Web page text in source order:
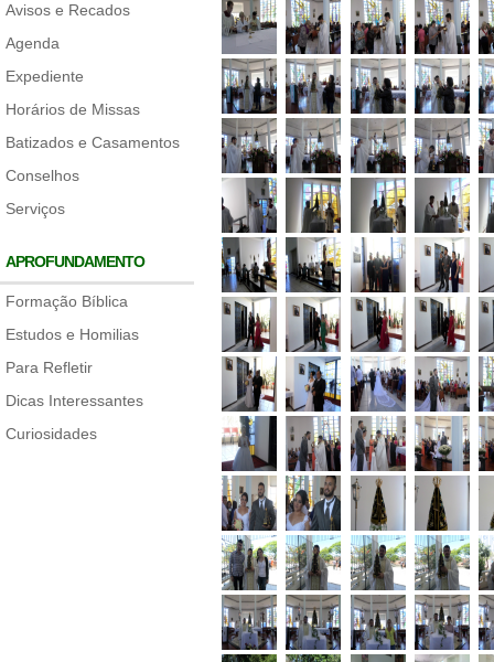
Avisos e Recados
Agenda
Expediente
Horários de Missas
Batizados e Casamentos
Conselhos
Serviços
APROFUNDAMENTO
Formação Bíblica
Estudos e Homilias
Para Refletir
Dicas Interessantes
Curiosidades